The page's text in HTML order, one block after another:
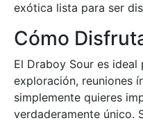
exótica lista para ser
Cómo
El Draboy Sour es ideal
exploración, reuniones
simplemente quieres
verdaderamente único.